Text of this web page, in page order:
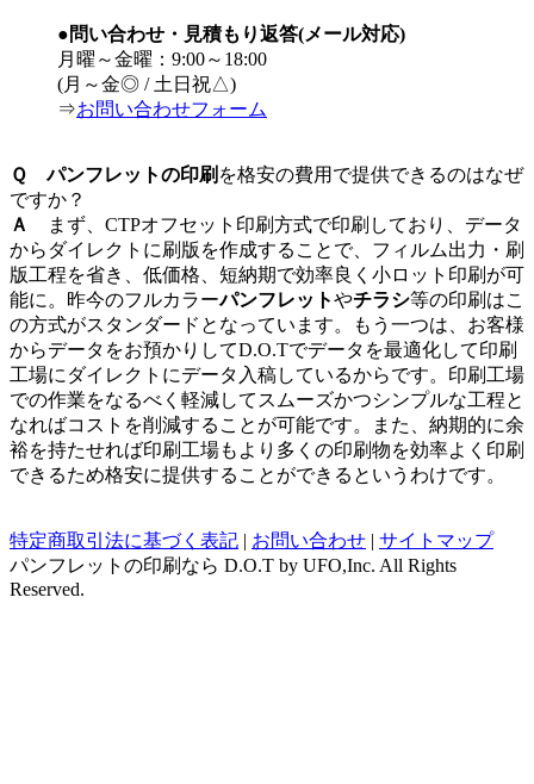
●問い合わせ・見積もり返答(メール対応)
月曜～金曜：9:00～18:00
(月～金◎ / 土日祝△)
⇒お問い合わせフォーム
Ｑ パンフレットの印刷 を格安の費用で提供できるのはなぜ
ですか？
Ａ
まず、CTPオフセット印刷方式で印刷しており、データ
からダイレクトに刷版を作成することで、フィルム出力・刷
版工程を省き、低価格、短納期で効率良く小ロット印刷が可
能に。昨今のフルカラーパンフレットやチラシ等の印刷はこ
の方式がスタンダードとなっています。もう一つは、お客様
からデータをお預かりしてD.O.Tでデータを最適化して印刷
工場にダイレクトにデータ入稿しているからです。印刷工場
での作業をなるべく軽減してスムーズかつシンプルな工程と
なればコストを削減することが可能です。また、納期的に余
裕を持たせれば印刷工場もより多くの印刷物を効率よく印刷
できるため格安に提供することができるというわけです。
特定商取引法に基づく表記 お問い合わせ
サイトマップ
パンフレットの印刷なら D.O.T by UFO,Inc. All Rights
Reserved.